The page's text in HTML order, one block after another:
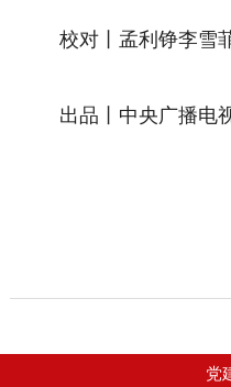
校对丨孟利铮李雪
出品丨中央广播电
党